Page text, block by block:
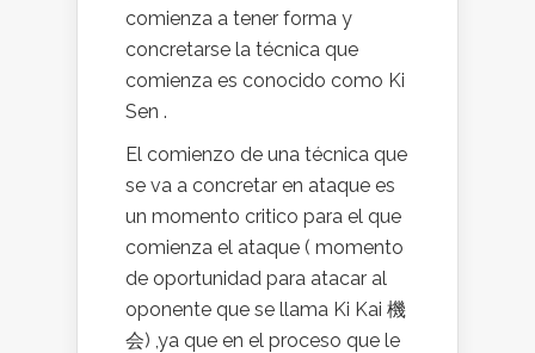
comienza a tener forma y
concretarse la técnica que
comienza es conocido como Ki
Sen .
El comienzo de una técnica que
se va a concretar en ataque es
un momento critico para el que
comienza el ataque ( momento
de oportunidad para atacar al
oponente que se llama Ki Kai 機
会) ,ya que en el proceso que le